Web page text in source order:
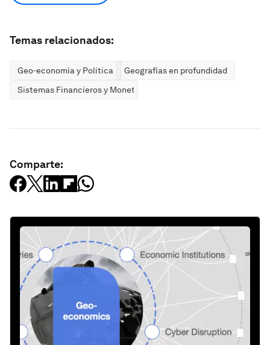
Temas relacionados:
Geo-economía y Política
Geografías en profundidad
Sistemas Financieros y Monetarios
Comparte: